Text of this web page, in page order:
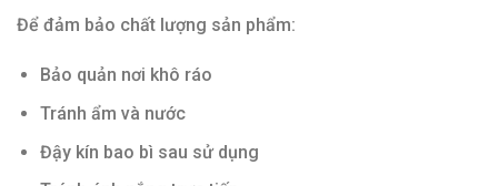
Để đảm bảo chất lượng sản phẩm:
Bảo quản nơi khô ráo
Tránh ẩm và nước
Đậy kín bao bì sau sử dụng